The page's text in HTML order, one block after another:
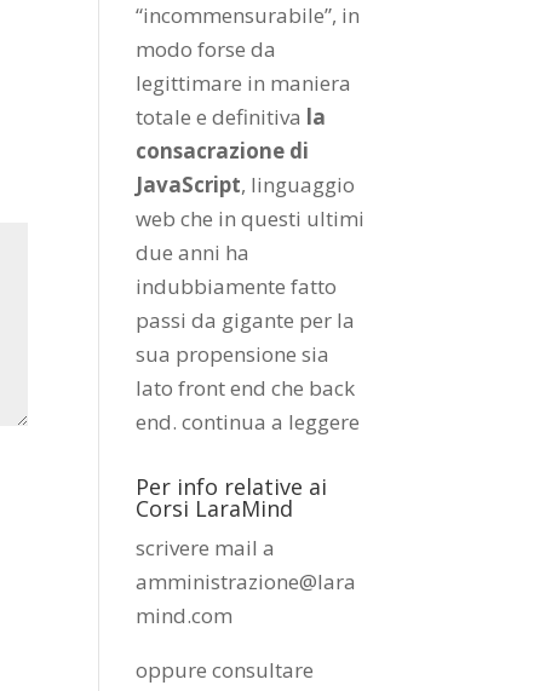
“incommensurabile”, in
modo forse da
legittimare in maniera
totale e definitiva la
consacrazione di
JavaScript, linguaggio
web che in questi ultimi
due anni ha
indubbiamente fatto
passi da gigante per la
sua propensione sia
lato front end che back
end.continua a leggere
Per info relative ai
Corsi LaraMind
scrivere mail a
amministrazione@lara
mind.com
oppure consultare